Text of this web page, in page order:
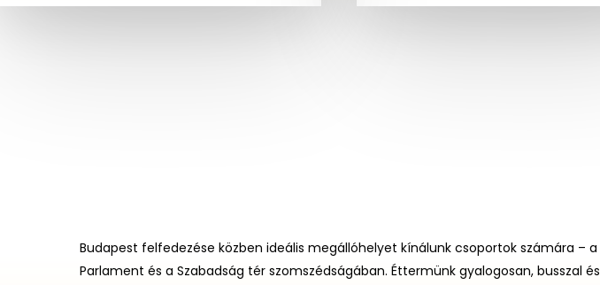
Budapest felfedezése közben ideális megállóhelyet kínálunk csoportok számára – a
Parlament és a Szabadság tér szomszédságában. Éttermünk gyalogosan, busszal és